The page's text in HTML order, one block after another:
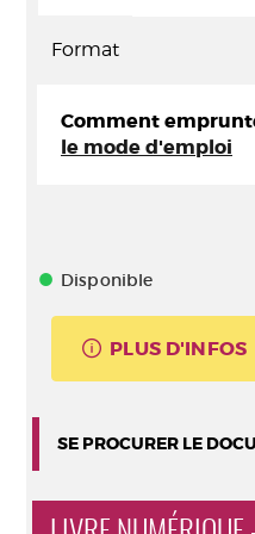
Format
Comment
le mode d'emploi
Disponible
PLUS D'INFOS
SE PROCURER LE